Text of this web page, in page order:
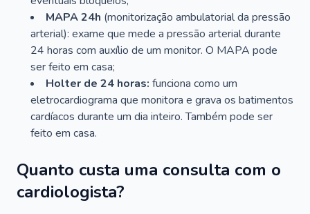
MAPA 24h (monitorização ambulatorial da pressão
arterial): exame que mede a pressão arterial durante
24 horas com auxílio de um monitor. O MAPA pode
ser feito em casa;
Holter de 24 horas: funciona como um
eletrocardiograma que monitora e grava os batimentos
cardíacos durante um dia inteiro. Também pode ser
feito em casa.
Quanto custa uma consulta com o
cardiologista?